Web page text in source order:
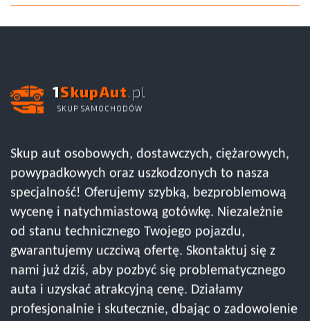
1SkupAut.pl
SKUP SAMOCHODÓW
Skup aut osobowych, dostawczych, ciężarowych,
powypadkowych oraz uszkodzonych to nasza
specjalność! Oferujemy szybką, bezproblemową
wycenę i natychmiastową gotówkę. Niezależnie
od stanu technicznego Twojego pojazdu,
gwarantujemy uczciwą ofertę. Skontaktuj się z
nami już dziś, aby pozbyć się problematycznego
auta i uzyskać atrakcyjną cenę. Działamy
profesjonalnie i skutecznie, dbając o zadowolenie